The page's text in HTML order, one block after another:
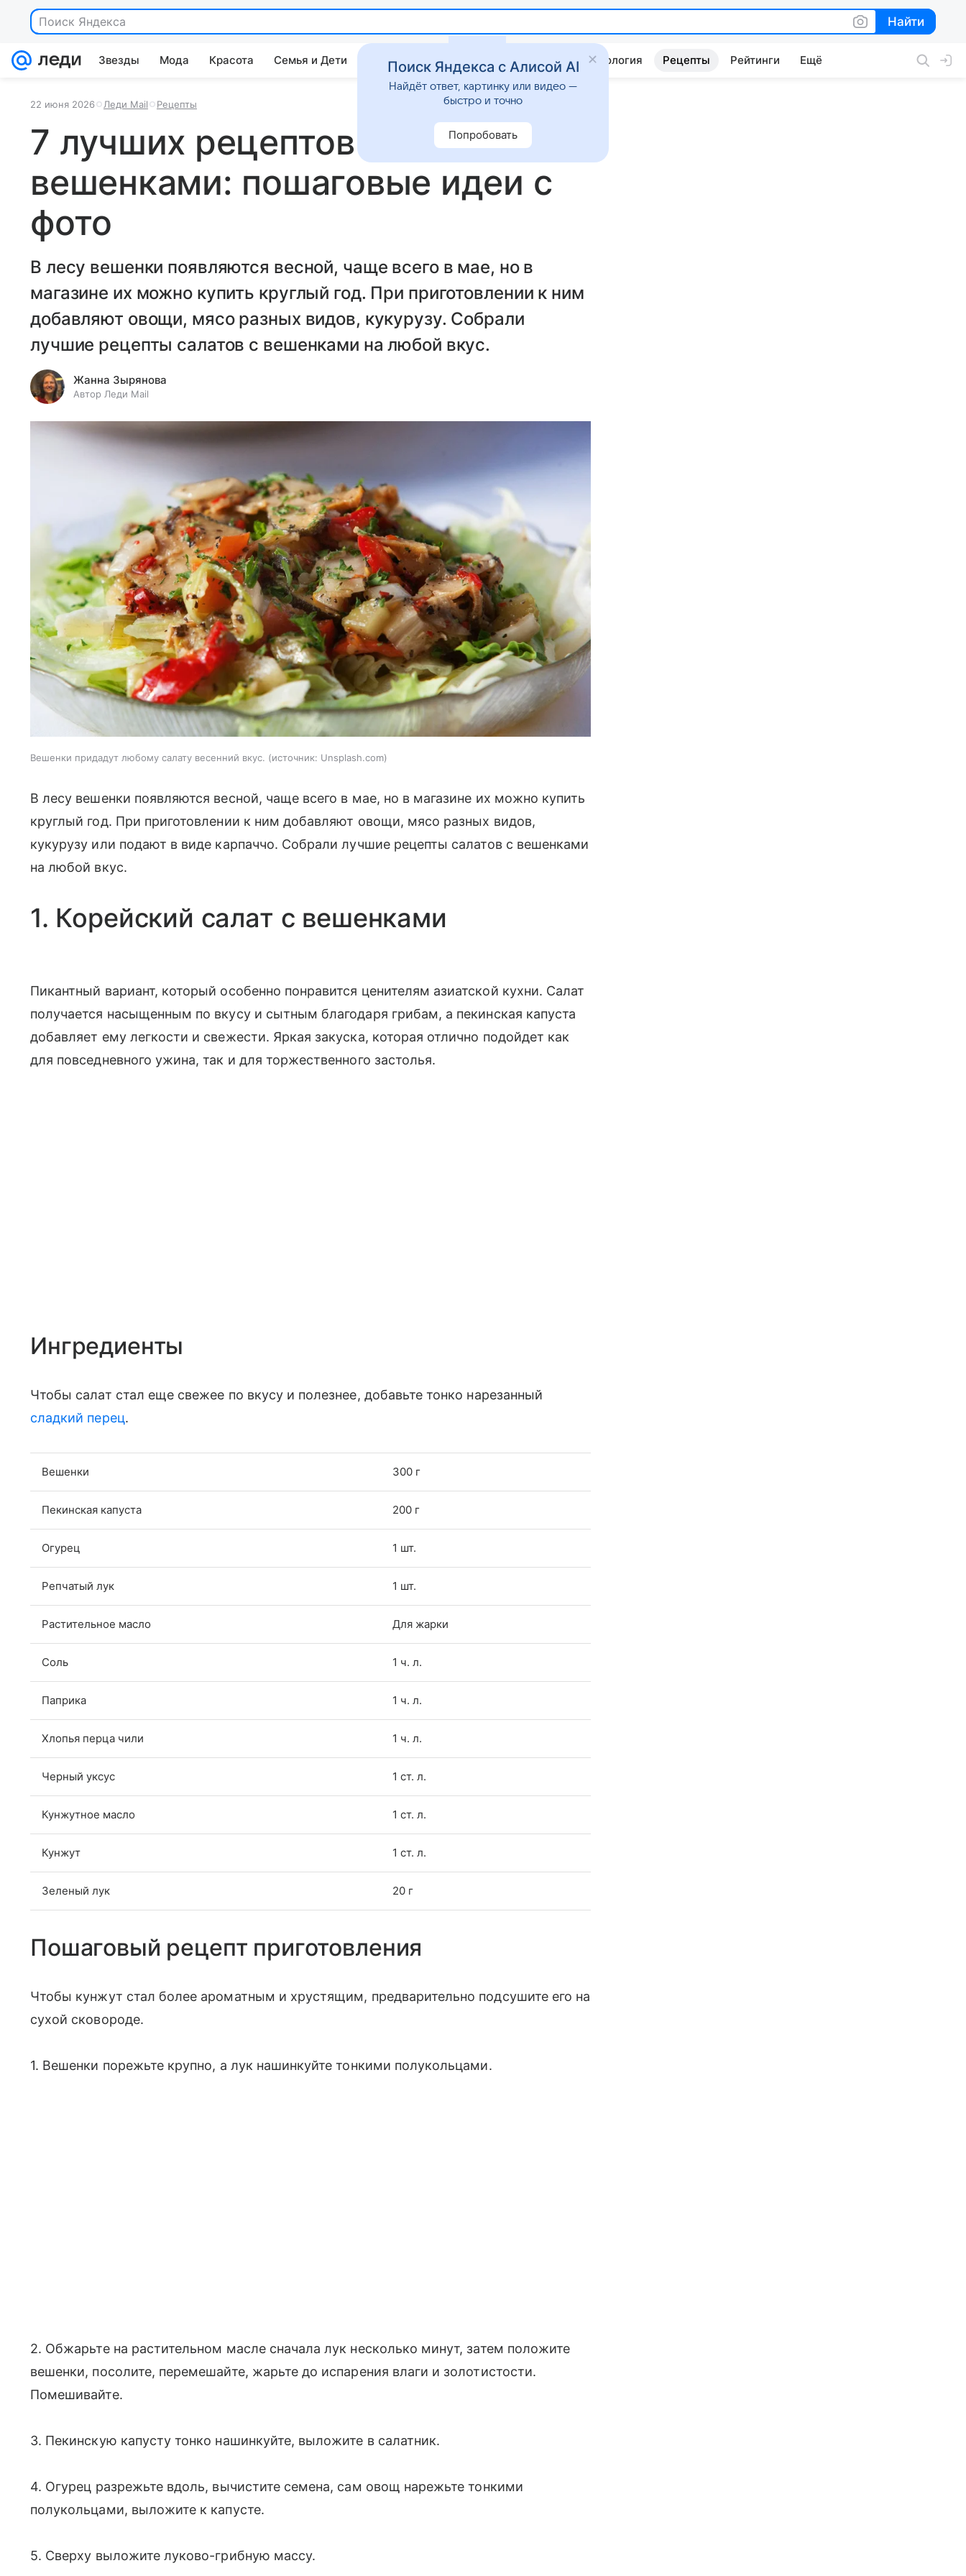
Поиск Яндекса Найти
Найти
Звезды Мода Красота Семья и Дети Дом Гороскопы Стиль жизни Психология Рецепты Рейтинги Ещё
22 июня 2026 Леди Mail Рецепты
7 лучших рецептов салата с
вешенками: пошаговые идеи с
фото
В лесу вешенки появляются весной, чаще всего в мае, но в
магазине их можно купить круглый год. При приготовлении к ним
добавляют овощи, мясо разных видов, кукурузу. Собрали
лучшие рецепты салатов с вешенками на любой вкус.
Жанна Зырянова
Автор Леди Mail
Вешенки придадут любому салату весенний вкус. источник: Unsplash.com
В лесу вешенки появляются весной, чаще всего в мае, но в магазине их можно купить
круглый год. При приготовлении к ним добавляют овощи, мясо разных видов,
кукурузу или подают в виде карпаччо. Собрали лучшие рецепты салатов с вешенками
на любой вкус.
1. Корейский салат с вешенками
Пикантный вариант, который особенно понравится ценителям азиатской кухни. Салат
получается насыщенным по вкусу и сытным благодаря грибам, а пекинская капуста
добавляет ему легкости и свежести. Яркая закуска, которая отлично подойдет как
для повседневного ужина, так и для торжественного застолья.
Ингредиенты
Чтобы салат стал еще свежее по вкусу и полезнее, добавьте тонко нарезанный
сладкий перец.
Вешенки 300 г
Пекинская капуста 200 г
Огурец 1 шт.
Репчатый лук 1 шт.
Растительное масло Для жарки
Соль 1 ч. л.
Паприка 1 ч. л.
Хлопья перца чили 1 ч. л.
Черный уксус 1 ст. л.
Кунжутное масло 1 ст. л.
Кунжут 1 ст. л.
Зеленый лук 20 г
Пошаговый рецепт приготовления
Чтобы кунжут стал более ароматным и хрустящим, предварительно подсушите его на
сухой сковороде.
1. Вешенки порежьте крупно, а лук нашинкуйте тонкими полукольцами.
2. Обжарьте на растительном масле сначала лук несколько минут, затем положите
вешенки, посолите, перемешайте, жарьте до испарения влаги и золотистости.
Помешивайте.
3. Пекинскую капусту тонко нашинкуйте, выложите в салатник.
4. Огурец разрежьте вдоль, вычистите семена, сам овощ нарежьте тонкими
полукольцами, выложите к капусте.
5. Сверху выложите луково-грибную массу.
Поиск Яндекса с Алисой AI
Найдёт ответ, картинку или видео —
быстро и точно
Попробовать